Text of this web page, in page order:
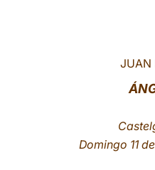
JUAN
Domingo 11